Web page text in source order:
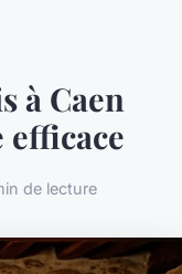
à Caen
efficace
de lecture